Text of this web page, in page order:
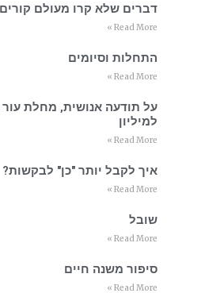
דברים שלא קרו מעולם
Read More »
התחלות וסיומים
Read More »
על תודעה אנושית, מחלת עור
למיליון
Read More »
איך לקבל יותר "כן" לבקשות?
Read More »
שובל
Read More »
סיפור משנה חיים
Read More »